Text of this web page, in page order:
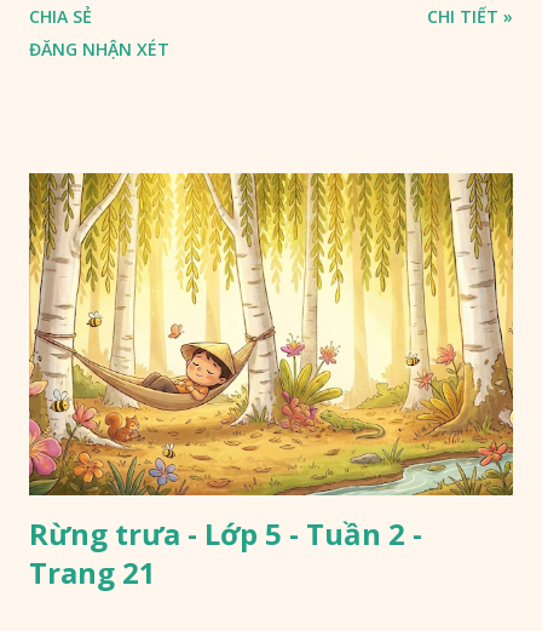
CHIA SẺ
ĐĂNG NHẬN XÉT
CHI TIẾT »
Rừng trưa - Lớp 5 - Tuần 2 -
Trang 21